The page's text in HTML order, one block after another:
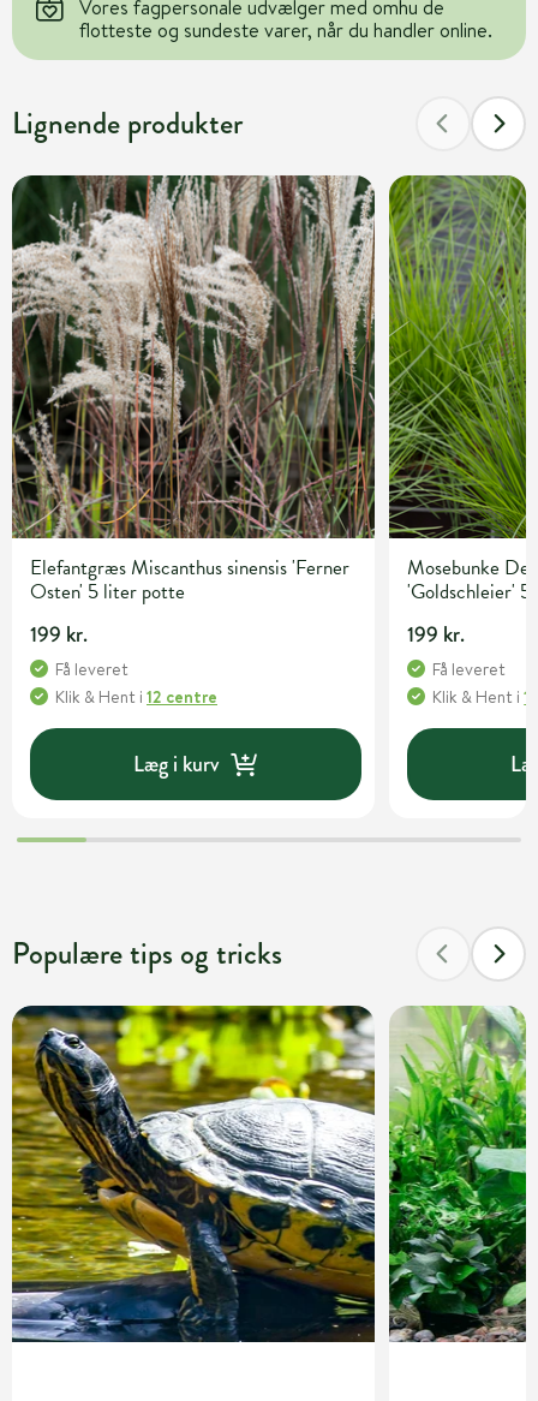
Vores fagpersonale udvælger med omhu de
flotteste og sundeste varer, når du handler online.
Lignende produkter
Elefantgræs Miscanthus sinensis 'Ferner
Osten' 5 liter potte
199 kr.
Få leveret
Klik & Hent i 12 centre
Læg i kurv
Mosebunke
'Goldschleier'
199 kr.
Få leveret
Klik & Hent i
Populære tips og tricks